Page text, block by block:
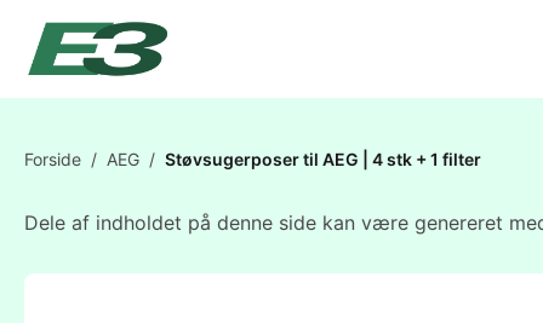
Forside / AEG / Støvsugerposer til AEG | 4 stk + 1 filter
Dele af indholdet på denne side kan være genereret